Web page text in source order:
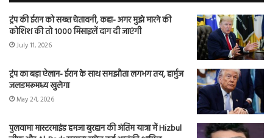
ट्रंप की ईरान को सख्त चेतावनी, कहा- अगर मुझे मारने की
कोशिश की तो 1000 मिसाइलें दाग दी जाएंगी
July 11, 2026
ट्रंप का बड़ा ऐलान- ईरान के साथ समझौता लगभग तय, हार्मुज
जलडमरूमध्य खुलेगा
May 24, 2026
पुलवामा मास्टरमाइंड हमजा बुरहान की अंतिम यात्रा में Hizbul